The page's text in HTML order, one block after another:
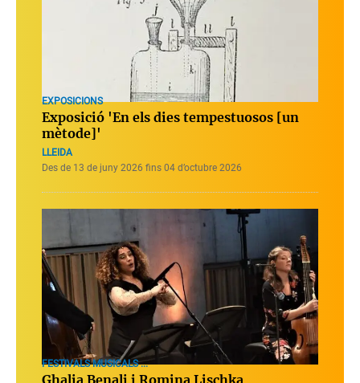
EXPOSICIONS
Exposició 'En els dies tempestuosos [un
mètode]'
LLEIDA
Des de 13 de juny 2026 fins 04 d’octubre 2026
FESTIVALS MUSICALS ...
Ghalia Benali i Romina Lischka